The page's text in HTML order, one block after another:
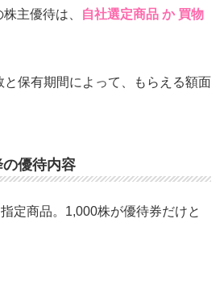
主優待は、
自社選定商品 か 買物
保有期間によって、もらえる額面
優待内容
定商品。1,000株が優待券だけと